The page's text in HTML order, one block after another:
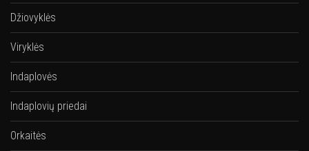
Džiovyklės
Viryklės
Indaplovės
Indaplovių priedai
Orkaitės